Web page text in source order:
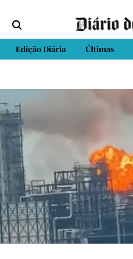
Edição Diária Últimas